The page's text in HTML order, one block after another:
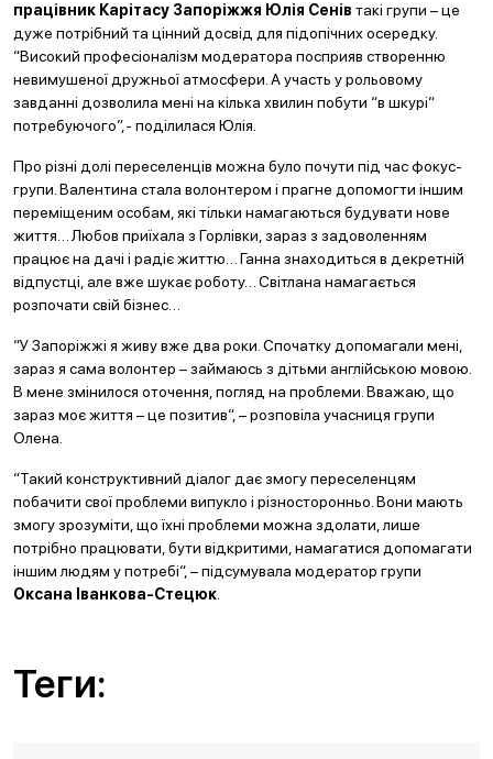
працівник Карітасу Запоріжжя Юлія Сенів такі групи – це
дуже потрібний та цінний досвід для підопічних осередку.
“Високий професіоналізм модератора посприяв створенню
невимушеної дружньої атмосфери. А участь у рольовому
завданні дозволила мені на кілька хвилин побути “в шкурі“
потребуючого”,- поділилася Юлія.
Про різні долі переселенців можна було почути під час фокус-
групи. Валентина стала волонтером і прагне допомогти іншим
переміщеним особам, які тільки намагаються будувати нове
життя… Любов приїхала з Горлівки, зараз з задоволенням
працює на дачі і радіє життю… Ганна знаходиться в декретній
відпустці, але вже шукає роботу… Світлана намагається
розпочати свій бізнес…
“У Запоріжжі я живу вже два роки. Спочатку допомагали мені,
зараз я сама волонтер – займаюсь з дітьми англійською мовою.
В мене змінилося оточення, погляд на проблеми. Вважаю, що
зараз моє життя – це позитив“, – розповіла учасниця групи
Олена.
“Такий конструктивний діалог дає змогу переселенцям
побачити свої проблеми випукло і різносторонньо. Вони мають
змогу зрозуміти, що їхні проблеми можна здолати, лише
потрібно працювати, бути відкритими, намагатися допомагати
іншим людям у потребі“, – підсумувала модератор групи
Оксана Іванкова-Стецюк
Теги: